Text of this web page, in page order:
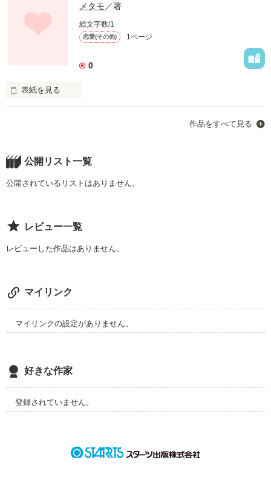
メタモ ／著
総文字数/1
恋愛(その他) 1ページ
0
表紙を見る
作品をすべて見る
公開リスト一覧
公開されているリストはありません。
レビュー一覧
レビューした作品はありません。
マイリンク
マイリンクの設定がありません。
好きな作家
登録されていません。